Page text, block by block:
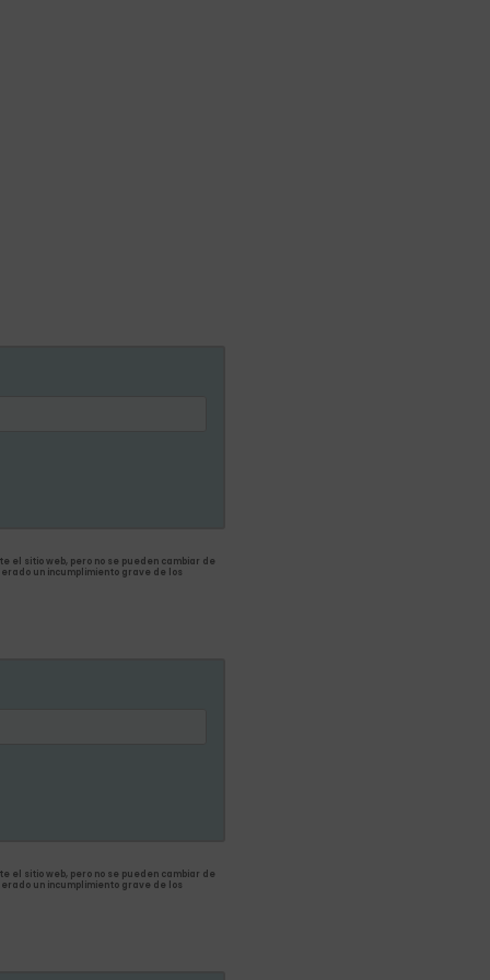
el sitio web, pero no se pueden cambiar de
un incumplimiento grave de los
el sitio web, pero no se pueden cambiar de
un incumplimiento grave de los